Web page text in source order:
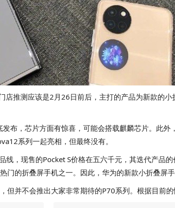
推测应该是2月26日前后，主打的产品为新款的
布，芯片方面有惊喜，可能会搭载麒麟芯片。此
系列一起亮相，但最终没有。
，现售的Pocket S价格在五六千元，其迭代产品
的折叠屏手机之一。因此，华为的新款小折叠屏
并不会推出大家非常期待的P70系列。根据目前